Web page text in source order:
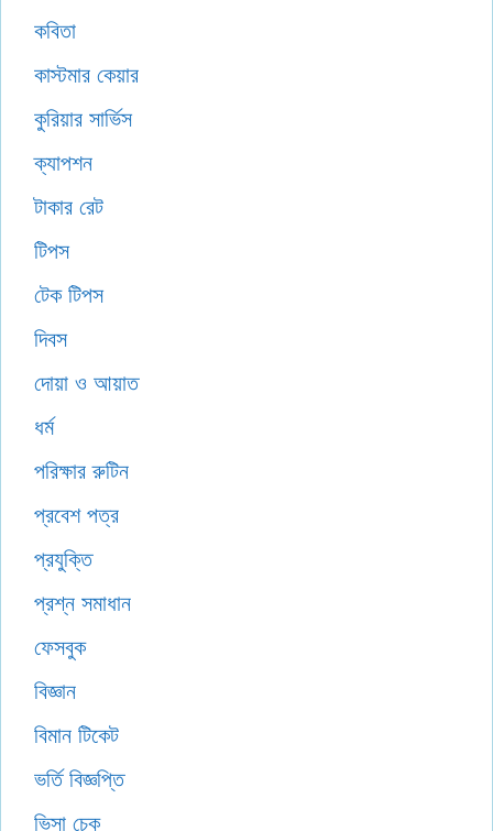
কবিতা
কাস্টমার কেয়ার
কুরিয়ার সার্ভিস
ক্যাপশন
টাকার রেট
টিপস
টেক টিপস
দিবস
দোয়া ও আয়াত
ধর্ম
পরিক্ষার রুটিন
প্রবেশ পত্র
প্রযুক্তি
প্রশ্ন সমাধান
ফেসবুক
বিজ্ঞান
বিমান টিকেট
ভর্তি বিজ্ঞপ্তি
ভিসা চেক